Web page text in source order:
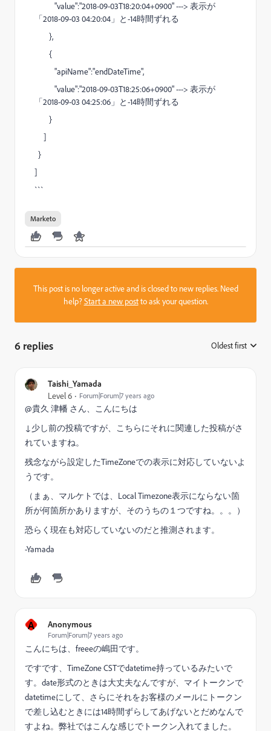
"value":"2018-09-03T18:20:04+0900" ---> 表示が
「2018-09-03 04:20:04」と-14時間ずれる
},
{
"apiName":"endDateTime",
"value":"2018-09-03T18:25:06+0900" ---> 表示が
「2018-09-03 04:25:06」と-14時間ずれる
}
]
}
]
```
Marketo
This post is no longer active and is closed to new replies. Need
help?Start a new postto ask your question.
6 replies Oldest first
Taishi_Yamada
Level 6 Forum|Forum|7 years ago
@貴久 津幡 さん、こんにちは
↓少し前の投稿ですが、こちらにそれに関連した投稿がさ
れていますね。
残念ながら設定したTimeZoneでの表示に対応していないよ
うです。
（まぁ、マルケトでは、Local Timezone表示にならない箇
所が何箇所かありますが、そのうちの１つですね。。。）
恐らく現在も対応していないのだと推測されます。
-Yamada
A Anonymous
Forum|Forum|7 years ago
こんにちは、freeeの嶋田です。
ですです、TimeZone CSTでdatetime持っているみたいで
す。date形式のときは大丈夫なんですが、マイトークンで
datetimeにして、さらにそれをお客様のメールにトークン
で差し込むときには14時間ずらしてあげないとだめなんで
すよね。弊社ではこんな感じでトークン入れてました。